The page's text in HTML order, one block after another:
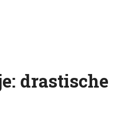
drastische